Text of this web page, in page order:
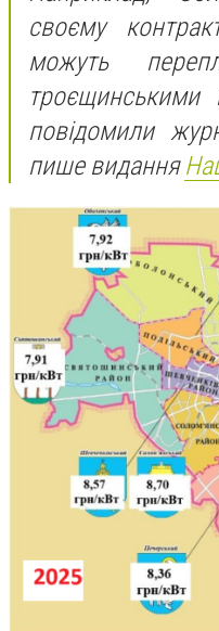
своєму
можуть
повідомили
пише видання